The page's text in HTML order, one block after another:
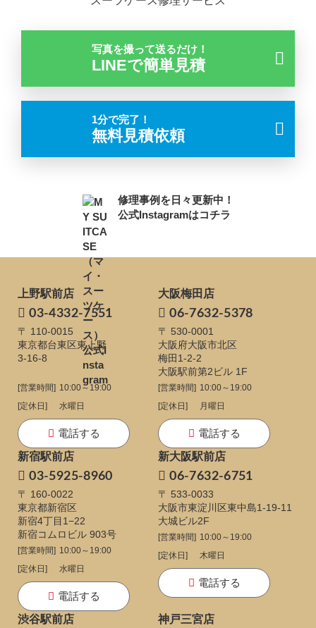
写真を撮って送るだけ！
LINEで簡単見積
1分で完了！
無料見積依頼
修理事例を日々更新中！
公式Instagramはコチラ
上野駅前店
03-4332-7551
〒 110-0015
東京都台東区東上野
3-16-8
[営業時間] 10:00～19:00
[定休日]
水曜日
電話する
大阪梅田店
06-7632-5378
〒 530-0001
大阪府大阪市北区
梅田1-2-2
大阪駅前第2ビル 1F
[営業時間] 10:00～19:00
[定休日]
月曜日
電話する
新宿駅前店
03-5925-8960
〒 160-0022
東京都新宿区
新宿4丁目1−22
新宿コムロビル 903号
[営業時間] 10:00～19:00
[定休日]
水曜日
電話する
新大阪駅前店
06-7632-6751
〒 533-0033
大阪市東淀川区東中島1-19-11
大城ビル2F
[営業時間] 10:00～19:00
[定休日]
木曜日
電話する
渋谷駅前店 神戸三宮店